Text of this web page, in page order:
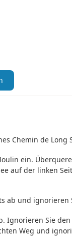
Chemin de Long
ein.
auf der linken
ab und
Ignorieren Sie
Weg und